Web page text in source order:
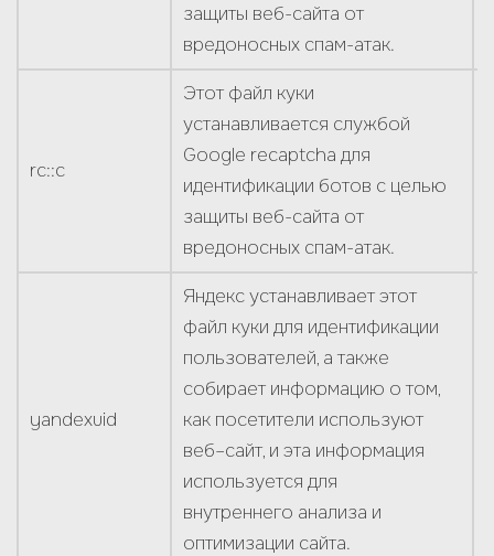
защиты веб-сайта от
вредоносных спам-атак.
rc::c
Этот файл куки
устанавливается службой
Google recaptcha для
идентификации ботов с целью
защиты веб-сайта от
вредоносных спам-атак.
yandexuid
Яндекс устанавливает этот
файл куки для идентификации
пользователей, а также
собирает информацию о том,
как посетители используют
веб–сайт, и эта информация
используется для
внутреннего анализа и
оптимизации сайта.
Отправить заявку